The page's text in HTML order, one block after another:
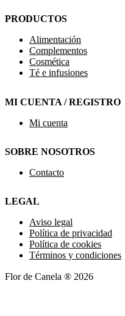
PRODUCTOS
Alimentación
Complementos
Cosmética
Té e infusiones
MI CUENTA / REGISTRO
Mi cuenta
SOBRE NOSOTROS
Contacto
LEGAL
Aviso legal
Política de privacidad
Política de cookies
Términos y condiciones
Flor de Canela ® 2026